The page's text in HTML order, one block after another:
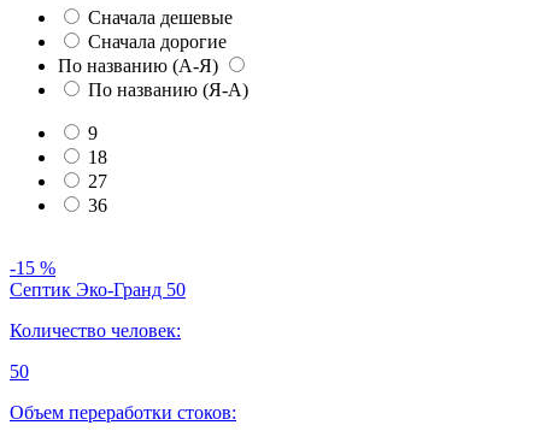
Сначала дешевые
Сначала дорогие
По названию (А-Я)
По названию (Я-А)
9
18
27
36
-15 %
Септик Эко-Гранд 50
Количество человек:
50
Объем переработки стоков: